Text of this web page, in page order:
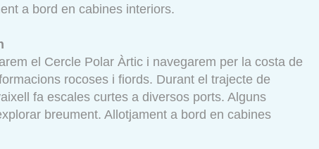
a bord en cabines interiors.
el Cercle Polar Àrtic i navegarem per la costa de
rocoses i fiords. Durant el trajecte de
fa escales curtes a diversos ports. Alguns
breument. Allotjament a bord en cabines